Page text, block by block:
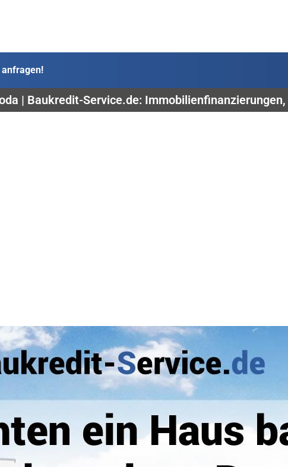
| Baukredit-Service.de: Immobilienfinanzierungen,